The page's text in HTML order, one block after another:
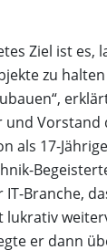
Ziel ist es,
zu
Vorstand
als 17-
Branche,
lukrativ
er dann